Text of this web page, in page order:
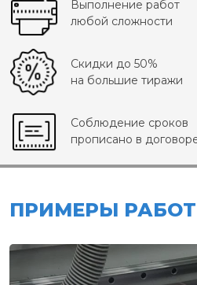
Выполнение работ
любой сложности
Скидки до 50%
на большие тиражи
Соблюдение сроков
прописано в
ПРИМЕРЫ РАБОТ